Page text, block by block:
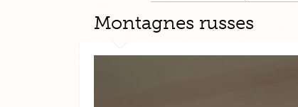
Montagnes russes